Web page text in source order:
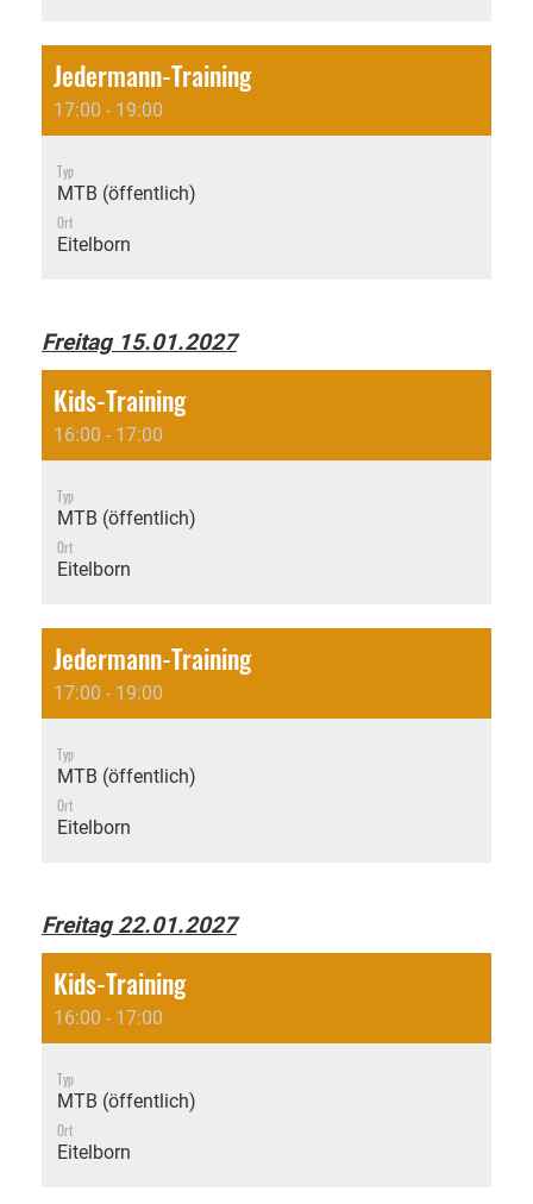
Jedermann-Training
17:00 - 19:00
Typ
MTB (öffentlich)
Ort
Eitelborn
Freitag 15.01.2027
Kids-Training
16:00 - 17:00
Typ
MTB (öffentlich)
Ort
Eitelborn
Jedermann-Training
17:00 - 19:00
Typ
MTB (öffentlich)
Ort
Eitelborn
Freitag 22.01.2027
Kids-Training
16:00 - 17:00
Typ
MTB (öffentlich)
Ort
Eitelborn